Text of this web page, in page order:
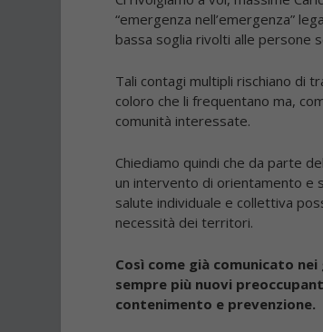
“emergenza nell’emergenza”
bassa soglia rivolti alle persone
Tali contagi multipli rischiano di
coloro che li frequentano ma,
comunità interessate.
Chiediamo quindi che da parte
un intervento di orientamento e
salute individuale e collettiva
necessità dei territori.
Così come già comunicato
sempre più nuovi
contenimento e prevenzione.